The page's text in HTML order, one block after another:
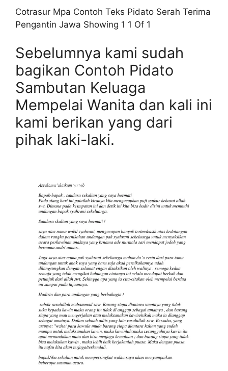
Cotrasur Mpa Contoh Teks Pidato Serah Terima
Pengantin Jawa Showing 1 1 Of 1
Sebelumnya kami sudah
bagikan Contoh Pidato
Sambutan Keluaga
Mempelai Wanita dan kali ini
kami berikan yang dari
pihak laki-laki.